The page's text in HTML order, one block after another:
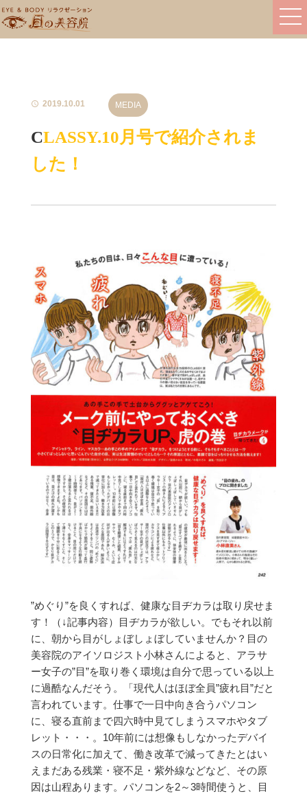
2019.10.01 MEDIA
CLASSY.10月号で紹介されま
した！
”めぐり”を良くすれば、健康な目ヂカラは取り戻せま
す！
（↓記事内容）
目ヂカラが欲しい。でもそれ以前
に、朝から目がしょぼしょぼしていませんか？ 目の
美容院のアイソロジスト小林さんによると、アラサ
ー女子の”目”を取り巻く環境は自分で思っている以上
に過酷なんだそう。
「現代人はほぼ全員”疲れ目”だと
言われています。仕事で一日中向き合うパソコン
に、寝る直前まで四六時中見てしまうスマホやタブ
レット・・・。 10年前には想像もしなかったデバイ
スの日常化に加えて、働き改革で減ってきたとはい
えまだある残業・寝不足・紫外線などなど、その原
因は山程あります。 パソコンを2～3時間使うと、目